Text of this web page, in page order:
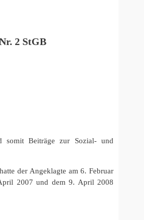
2 StGB
somit Beiträge zur Sozial- und
der Angeklagte am 6. Februar
2007 und dem 9. April 2008